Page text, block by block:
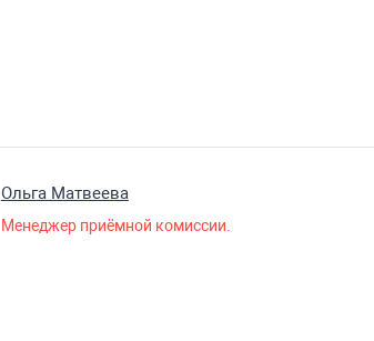
Ольга Матвеева
Менеджер приёмной комиссии.